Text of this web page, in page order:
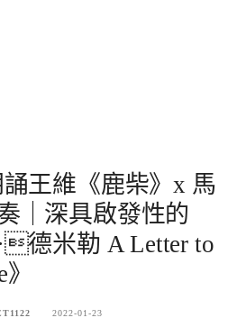
王維《鹿柴》x 馬
｜深具啟發性的
德米勒 A Letter to
2022-01-23